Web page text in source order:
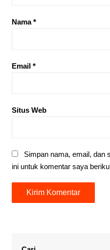
Nama*
Email *
Situs Web
Simpan nama, email, dan
ini untuk komentar saya